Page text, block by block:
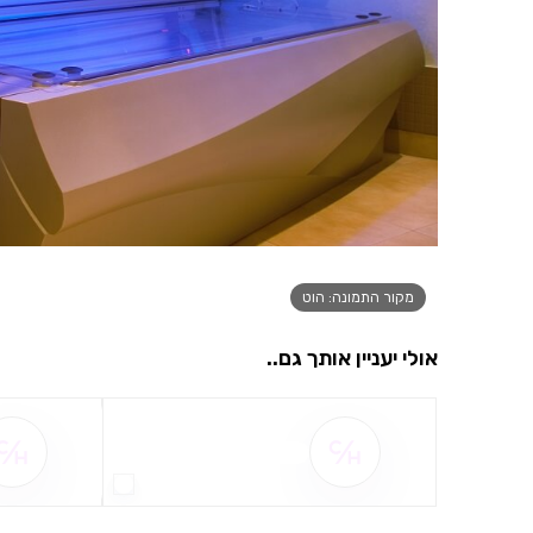
מקור התמונה: הוט
אולי יעניין אותך גם..